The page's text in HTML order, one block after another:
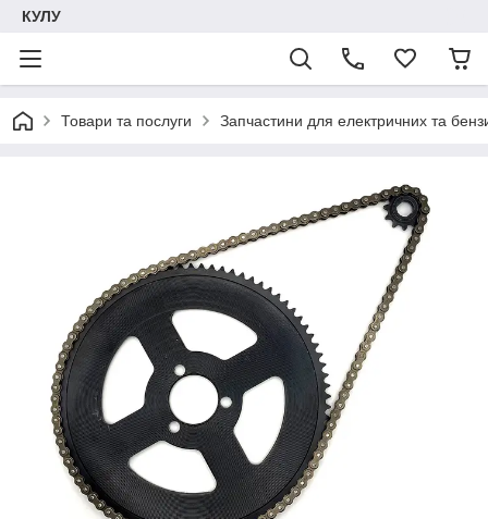
КУЛУ
Товари та послуги Запчастини для електричних та